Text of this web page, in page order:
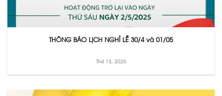
THÔNG BÁO LỊCH NGHỈ LỄ 30/4 và 01/05
Th4 13, 2025